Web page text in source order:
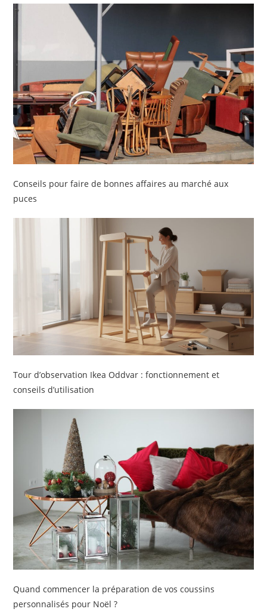
Conseils pour faire de bonnes affaires au marché aux
puces
Tour d’observation Ikea Oddvar : fonctionnement et
conseils d’utilisation
Quand commencer la préparation de vos coussins
personnalisés pour Noël ?